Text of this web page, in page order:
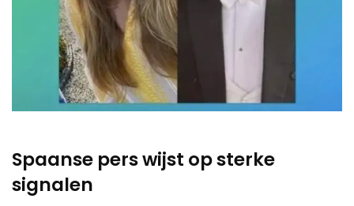
Spaanse pers wijst op sterke
signalen